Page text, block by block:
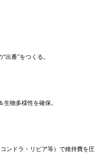
出番”をつくる。
物多様性を確保。
コンドラ・リピア等）で維持費を圧